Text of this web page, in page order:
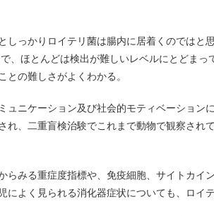
しっかりロイテリ菌は腸内に居着くのではと
、ほとんどは検出が難しいレベルにとどま
との難しさがよくわかる。
ュニケーション及び社会的モティベーション
れ、二重盲検治験でこれまで動物で観察され
らみる重症度指標や、免疫細胞、サイトカイ
によく見られる消化器症状についても、ロイ